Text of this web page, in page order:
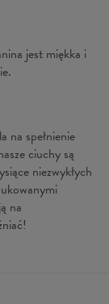
L XL
XXL
108
jest miękka i
na spełnienie
ciuchy są
niezwykłych
na